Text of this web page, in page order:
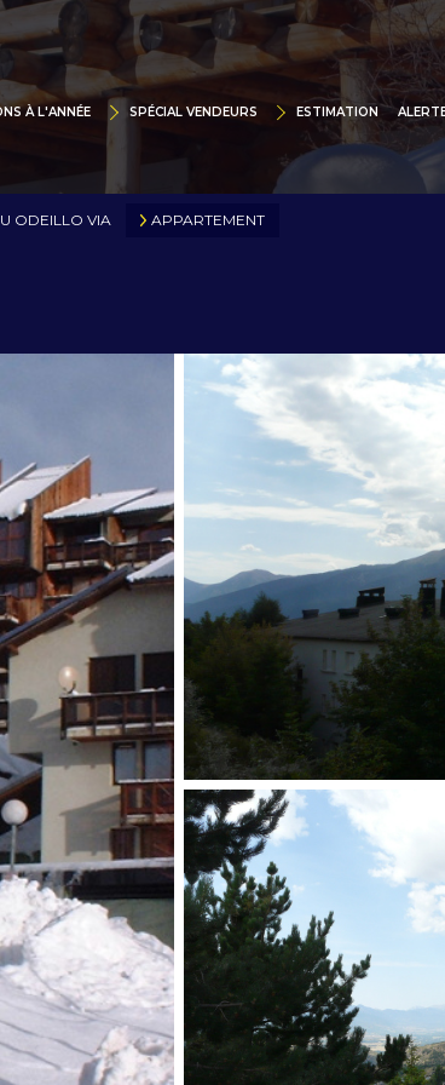
L'IMMOBILIER À BEAUSOLEIL ET LE LITTORAL
À L'ANNÉE
À L'ANNÉE
SPÉCIAL VENDEURS
SPÉCIAL VENDEURS
VITRINE DIGITALE
SUPPORTS PUBLICITAIRES
POURQUOI LEX IMMOBILIER
VENDUS DERNIEREMENT
ESTIMATION
ODEILLO VIA APPARTEMENT